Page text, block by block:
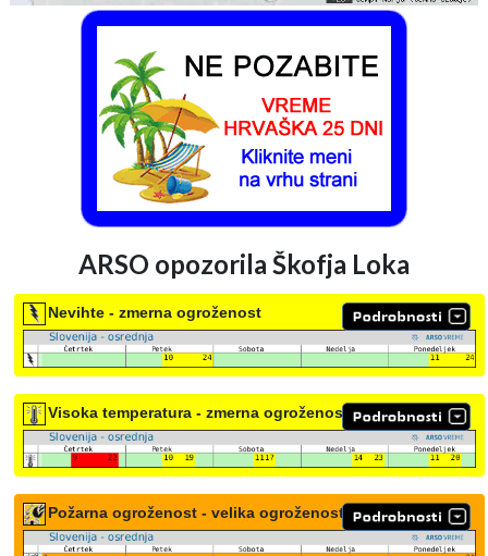
ARSO opozorila Škofja Loka
Nevihte - zmerna ogroženost
Visoka temperatura - zmerna ogroženost
Požarna ogroženost - velika ogroženost